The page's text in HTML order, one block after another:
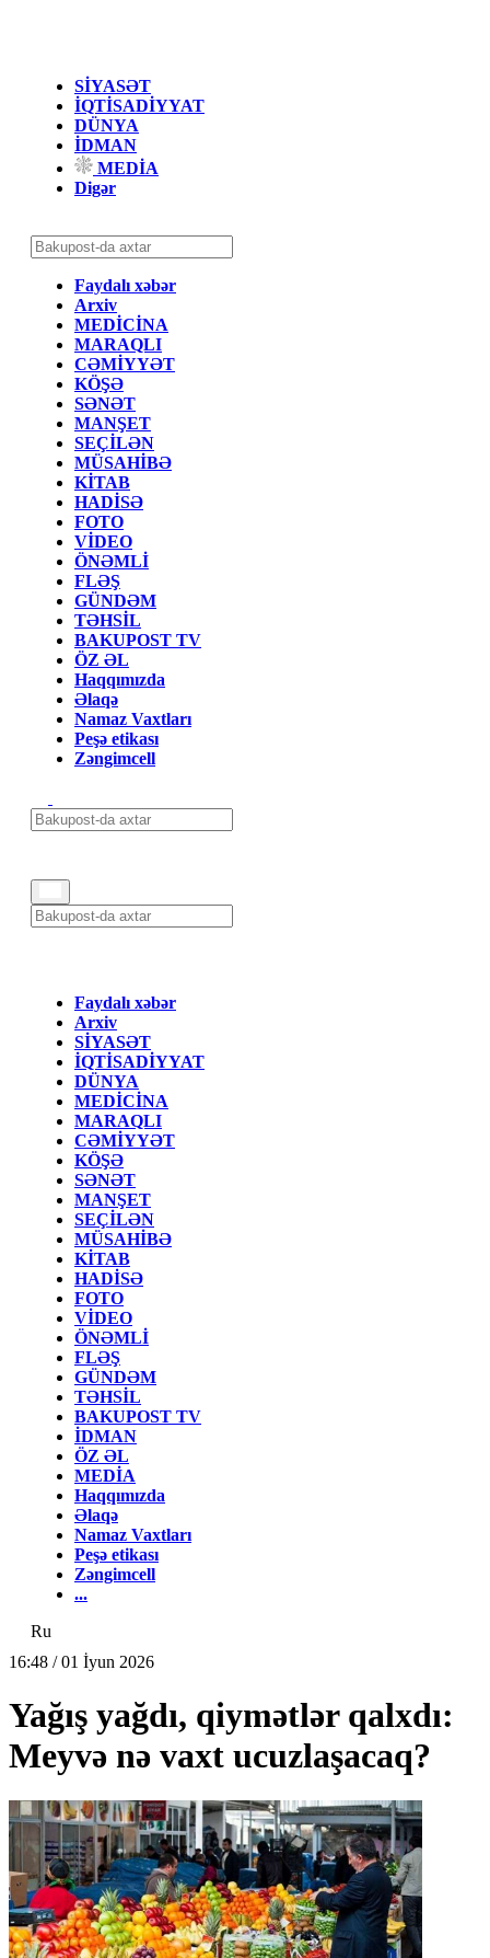
SİYASƏT
İQTİSADİYYAT
DÜNYA
İDMAN
MEDİA
Digər
Faydalı xəbər
Arxiv
MEDİCİNA
MARAQLI
CƏMİYYƏT
KÖŞƏ
SƏNƏT
MANŞET
SEÇİLƏN
MÜSAHİBƏ
KİTAB
HADİSƏ
FOTO
VİDEO
ÖNƏMLİ
FLƏŞ
GÜNDƏM
TƏHSİL
BAKUPOST TV
ÖZ ƏL
Haqqımızda
Əlaqə
Namaz Vaxtları
Peşə etikası
Zəngimcell
Faydalı xəbər
Arxiv
SİYASƏT
İQTİSADİYYAT
DÜNYA
MEDİCİNA
MARAQLI
CƏMİYYƏT
KÖŞƏ
SƏNƏT
MANŞET
SEÇİLƏN
MÜSAHİBƏ
KİTAB
HADİSƏ
FOTO
VİDEO
ÖNƏMLİ
FLƏŞ
GÜNDƏM
TƏHSİL
BAKUPOST TV
İDMAN
ÖZ ƏL
MEDİA
Haqqımızda
Əlaqə
Namaz Vaxtları
Peşə etikası
Zəngimcell
...
Ru
16:48 / 01 İyun 2026
Yağış yağdı, qiymətlər qalxdı:
Meyvə nə vaxt ucuzlaşacaq?